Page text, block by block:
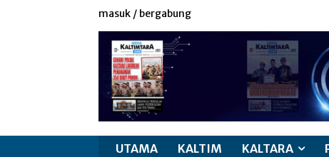
masuk / bergabung
UTAMA KALTIM KALTARA